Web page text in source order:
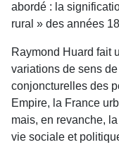
abordé : la
rural » des années
Raymond Huard fait
variations de sens
conjoncturelles des
Empire, la France
mais, en revanche,
vie sociale et